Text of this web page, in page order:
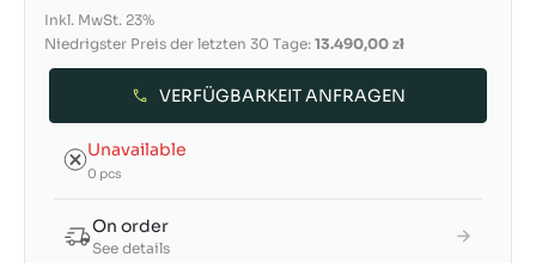
Inkl. MwSt. 23%
Niedrigster Preis der letzten 30 Tage: 13.490,00 zł
VERFÜGBARKEIT ANFRAGEN
Unavailable
0 pcs
On order
See details